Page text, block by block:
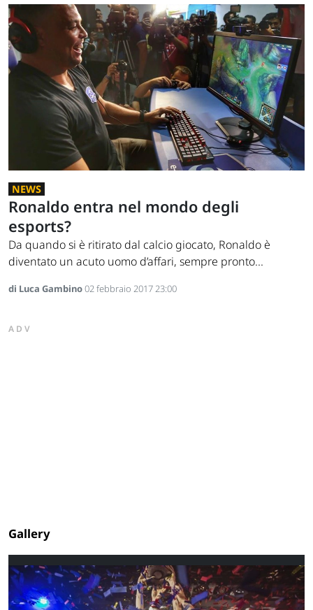
NEWS
Ronaldo entra nel mondo degli
esports?
Da quando si è ritirato dal calcio giocato, Ronaldo è
diventato un acuto uomo d’affari, sempre pronto...
di Luca Gambino02 febbraio 2017 23:00
ADV
Gallery